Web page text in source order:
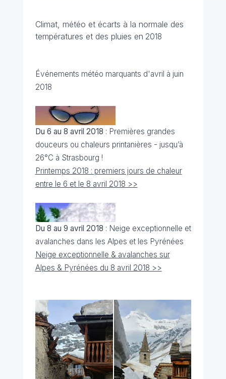
Climat, météo et écarts à la normale des
températures et des pluies en 2018
Événements météo marquants d'avril à juin
2018
Du 6 au 8 avril 2018 : Premières grandes
douceurs ou chaleurs printanières - jusqu’à
26°C à Strasbourg !
Printemps 2018 : premiers jours de chaleur
entre le 6 et le 8 avril 2018 >>
Du 8 au 9 avril 2018 : Neige exceptionnelle et
avalanches dans les Alpes et les Pyrénées
Neige exceptionnelle & avalanches sur
Alpes & Pyrénées du 8 avril 2018 >>